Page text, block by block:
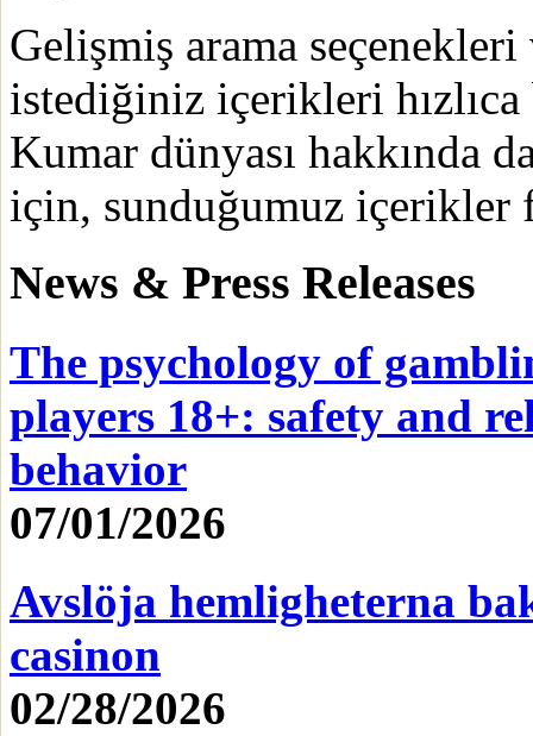
Gelişmiş arama
istediğiniz içerikleri hızlıca
Kumar dünyası hakkında
için, sunduğumuz içerikler
News & Press Releases
The psychology of
players 18+: safety and
behavior
07/01/2026
Avslöja hemligheterna
casinon
02/28/2026